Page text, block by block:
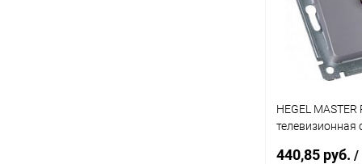
В избранное
HEGEL MASTER
телевизионная
серебро (РСТВ-
440,85 руб. /